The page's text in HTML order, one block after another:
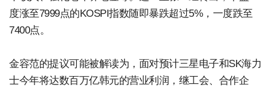
度涨至7999点的KOSPI指数随即暴跌超过5%，一度跌至
7400点。
金容范的提议可能被解读为，面对预计三星电子和SK海力
士今年将达数百万亿韩元的营业利润，继工会、合作企